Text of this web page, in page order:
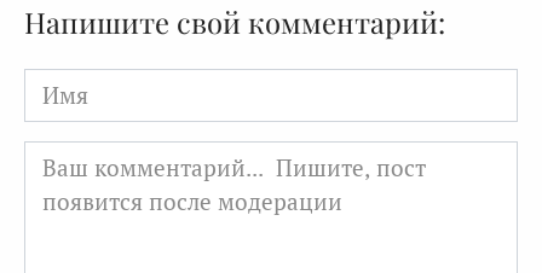
Напишите свой комментарий:
Имя